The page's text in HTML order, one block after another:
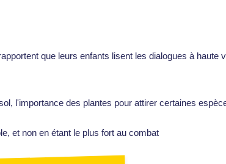
que leurs enfants lisent les dialogues à haute
l'importance des plantes pour attirer certaines
et non en étant le plus fort au combat